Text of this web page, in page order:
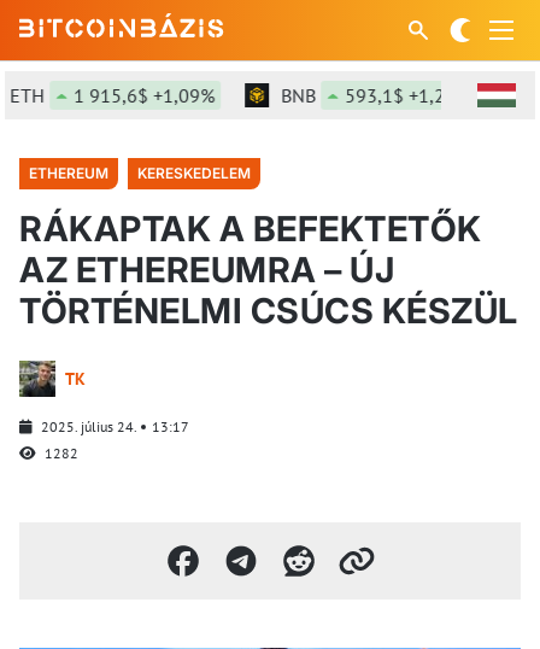
1 915,6$ +1,09% BNB 593,1$ +1,21%
ETHEREUM KERESKEDELEM
RÁKAPTAK A BEFEKTETŐK
AZ ETHEREUMRA – ÚJ
TÖRTÉNELMI CSÚCS KÉSZÜL
TK
2025. július 24.
13:17
1282